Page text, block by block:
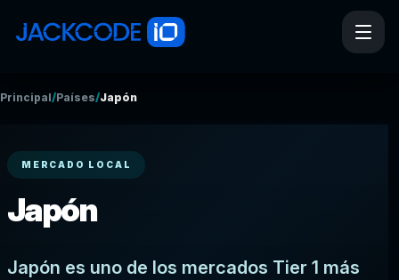
Principal/Países/Japón
MERCADO LOCAL
Japón
Japón es uno de los mercados Tier 1 más